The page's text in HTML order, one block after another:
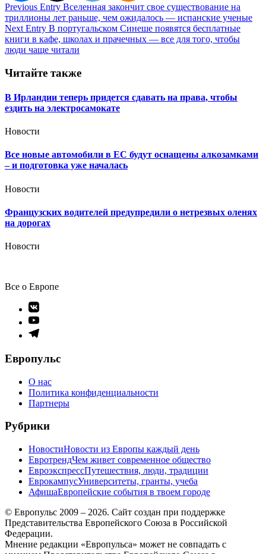
Навигация
по
записям
Previous Entry Вселенная закончит свое существование на
триллионы лет раньше, чем ожидалось — испанские ученые
Next Entry В португальском Синеше появятся бесплатные
книги в кафе, школах и прачечных — все для того, чтобы
люди чаще читали
Читайте также
В Ирландии теперь придется сдавать на права, чтобы
ездить на электросамокате
Новости
Все новые автомобили в ЕС будут оснащены алкозамками
– и подготовка уже началась
Новости
Французских водителей предупредили о нетрезвых оленях
на дорогах
Новости
Все о Европе
Элемент
меню
Элемент
меню
Элемент
Европульс
О нас
Политика конфиденциальности
Партнеры
Рубрики
НовостиНовости из Европы каждый день
ЕвротрендЧем живет современное общество
ЕвроэкспрессПутешествия, люди, традиции
ЕврокампусУниверситеты, гранты, учеба
АфишаЕвропейские события в твоем городе
© Европульс 2009 – 2026. Сайт создан при поддержке
Представительства Европейского Союза в Российской
Федерации.
Мнение редакции «Европульса» может не совпадать с